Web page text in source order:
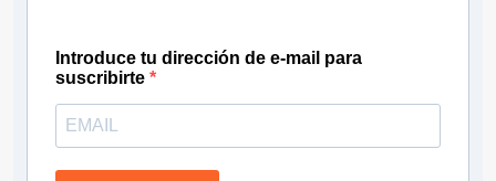
Introduce tu dirección de e-mail para
suscribirte